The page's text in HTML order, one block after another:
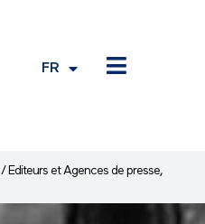
FR
EN
/ Editeurs et Agences de presse,